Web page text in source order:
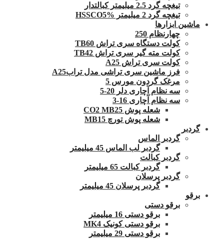
تیغچه گرد 2.5 میلیمتر کبالتدار
تیغچه گرد 2 میلیمتر HSSCO5%
ماشین ابزارها
چهارنظام 250
کولت دستگاه سری تراش TB60
کولت مته گیر سری تراش TB42
کولت سری تراش A25
فرز ماشین سری تراشی مدل ترابA25
مرغک گردون مورس 5
سه نظام آچاری دلر 20-5
سه نظام آچاری 16-3
شعله پوش CO2 MB25
شعله پوش تورچ MB15
گردبر
گردبر الماس
گردبر لب الماس 45 میلیمتر
گردبر کبالت
گردبر کبالت 65 میلیمتر
گردبر پرسلان
گردبر پرسلان 45 میلیمتر
برقو
برقو دستی
برقو دستی 16 میلیمتر
برقو دستی کونیک MK4
برقو دستی 29 میلیمتر